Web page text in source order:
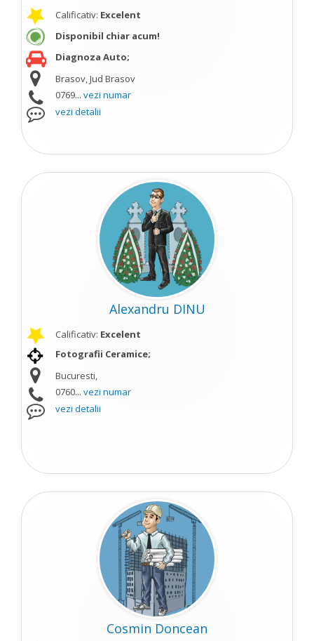
Calificativ: Excelent
Disponibil chiar acum!
Diagnoza Auto;
Brasov, Jud Brasov
0769... vezi numar
vezi detalii
Alexandru DINU
Calificativ: Excelent
Fotografii Ceramice;
Bucuresti,
0760... vezi numar
vezi detalii
Cosmin Doncean